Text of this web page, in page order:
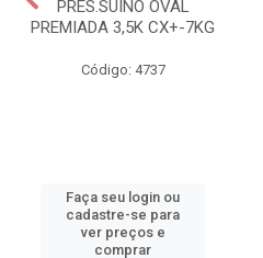
PRES.SUINO OVAL
PREMIADA 3,5K CX+-7KG
Código: 4737
Faça seu login ou
cadastre-se para
ver preços e
comprar